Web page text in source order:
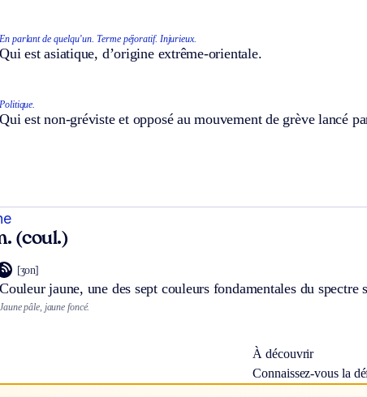
En parlant de quelqu’un. Terme péjoratif. Injurieux.
Qui est asiatique, d’origine extrême-orientale.
Politique.
Qui est non-gréviste et opposé au mouvement de grève lancé
(coul.)
[ʒon]
Couleur jaune, une des sept couleurs fondamentales du
Jaune pâle, jaune foncé.
À découvrir
Connaissez-vous la